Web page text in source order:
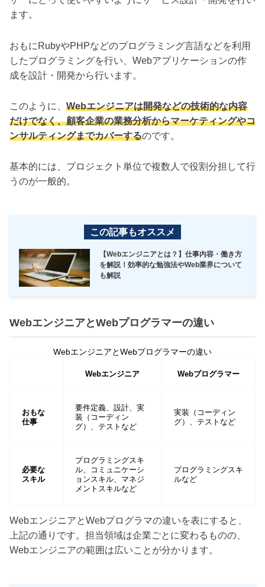
ます。
おもにRubyやPHPなどのプログラミング言語などを利用
したプログラミングを行い、Webアプリケーションの作
成を設計・開発から行います。
このように、 Webエンジニアは開発などの技術的な内容
だけでなく、顧客企業の業務分析からマーケティングやコ
ンサルティングまでカバーするのです。
基本的には、プロジェクト単位で複数人で役割分担して行
うのが一般的。
この記事もオススメ
【Webエンジニアとは？】仕事内容・働き方
を解説！効率的な勉強法やWeb業界について
も解説
WebエンジニアとWebプログラマーの違い
WebエンジニアとWebプログラマーの違い
Webエンジニア Webプログラマー
おもな
仕事
要件定義、設計、実
装（コーディン
グ）、テストなど
実装（コーディン
グ）、テストなど
必要な
スキル
プログラミングスキ
ル、コミュニケーシ
ョンスキル、マネジ
メントスキルなど
プログラミングスキ
ルなど
WebエンジニアとWebプログラマの違いを表にすると、
上記の通りです。担当領域は企業ごとに変わるものの、
Webエンジニアの範囲は広いことが分かります。